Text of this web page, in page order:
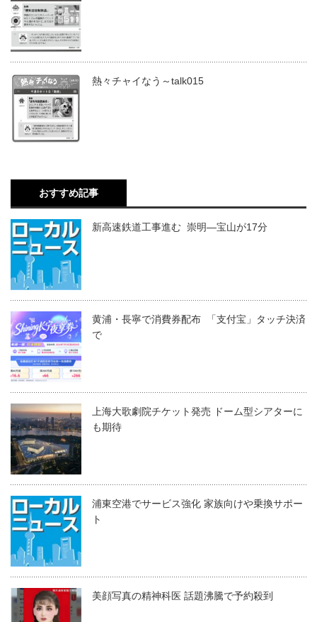
熱々チャイなう～talk015
おすすめ記事
新高速鉄道工事進む 崇明―宝山が17分
黄浦・長寧で消費券配布 「支付宝」タッチ決済
で
上海大歌劇院チケット発売 ドーム型シアターに
も期待
浦東空港でサービス強化 家族向けや乗換サポー
ト
美顔写真の精神科医 話題沸騰で予約殺到